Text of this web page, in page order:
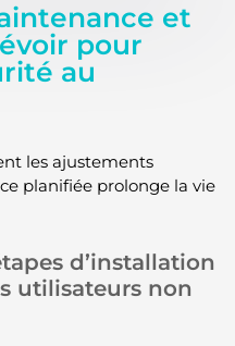
et
pour
au
les ajustements
planifiée prolonge la vie
d’installation
utilisateurs non